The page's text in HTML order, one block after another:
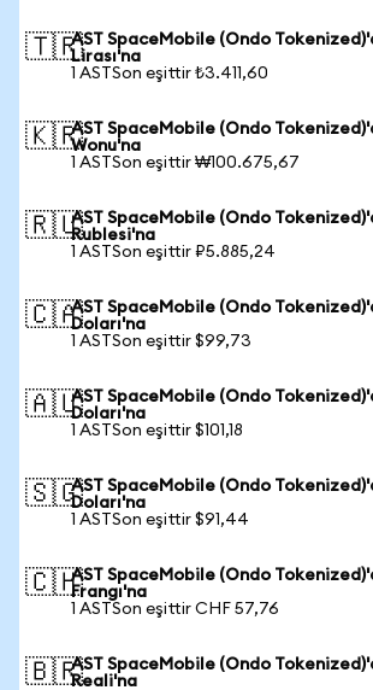
🇹🇷AST SpaceMobile (Ondo
Lirası'na
1 ASTSon eşittir ₺3.411,60
🇰🇷AST SpaceMobile (Ondo
Wonu'na
1 ASTSon eşittir ₩100.675,67
🇷🇺AST SpaceMobile (Ondo
Rublesi'na
1 ASTSon eşittir ₽5.885,24
🇨🇦AST SpaceMobile (Ondo
Doları'na
1 ASTSon eşittir $99,73
🇦🇺AST SpaceMobile (Ondo
Doları'na
1 ASTSon eşittir $101,18
🇸🇬AST SpaceMobile (Ondo
Doları'na
1 ASTSon eşittir $91,44
🇨🇭AST SpaceMobile (Ondo
Frangı'na
1 ASTSon eşittir CHF 57,76
🇧🇷AST SpaceMobile (Ondo
Reali'na